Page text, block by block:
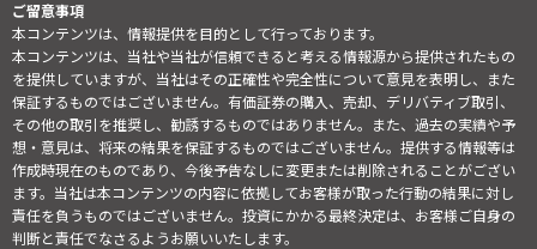
ご留意事項
本コンテンツは、情報提供を目的として行っております。
本コンテンツは、当社や当社が信頼できると考える情報源から提供されたもの
を提供していますが、当社はその正確性や完全性について意見を表明し、また
保証するものではございません。有価証券の購入、売却、デリバティブ取引、
その他の取引を推奨し、勧誘するものではありません。また、過去の実績や予
想・意見は、将来の結果を保証するものではございません。提供する情報等は
作成時現在のものであり、今後予告なしに変更または削除されることがござい
ます。当社は本コンテンツの内容に依拠してお客様が取った行動の結果に対し
責任を負うものではございません。投資にかかる最終決定は、お客様ご自身の
判断と責任でなさるようお願いいたします。